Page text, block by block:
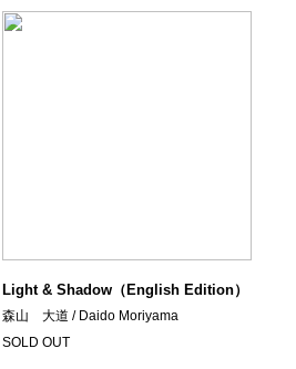
Light & Shadow（English Edition）
森山 大道 / Daido Moriyama
SOLD OUT